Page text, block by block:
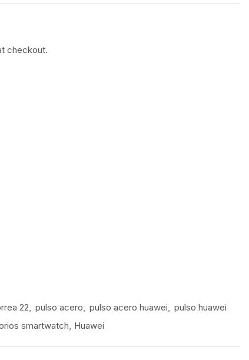
checkout.
22, pulso acero, pulso acero huawei, pulso huawei
smartwatch, Huawei